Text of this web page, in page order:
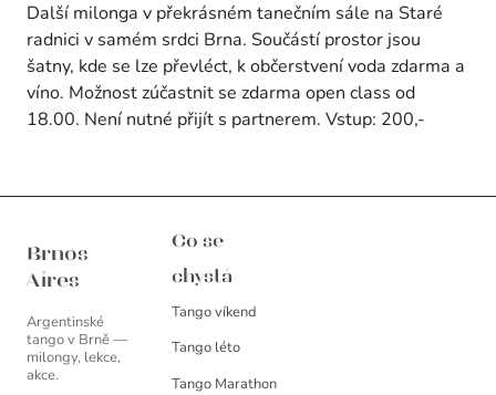
Další milonga v překrásném tanečním sále na Staré
radnici v samém srdci Brna. Součástí prostor jsou
šatny, kde se lze převléct, k občerstvení voda zdarma a
víno. Možnost zúčastnit se zdarma open class od
18.00. Není nutné přijít s partnerem. Vstup: 200,-
Brnos
Aires
Argentinské
tango v Brně —
milongy, lekce,
akce.
Co se
chystá
Tango víkend
Tango léto
Tango Marathon